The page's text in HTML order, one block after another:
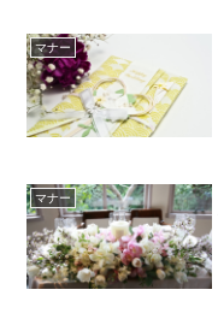
マナー
マナー